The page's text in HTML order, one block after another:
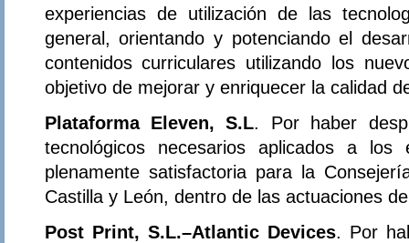
experiencias de utilización de las
general, orientando y potenciando el
contenidos curriculares utilizando los
objetivo de mejorar y enriquecer la calidad
Plataforma Eleven, S.L. Por haber
tecnológicos necesarios aplicados a los
plenamente satisfactoria para la
Castilla y León, dentro de las actuaciones
Post Print, S.L.–Atlantic Devices. Por